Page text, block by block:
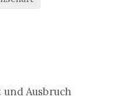
Ausbruch